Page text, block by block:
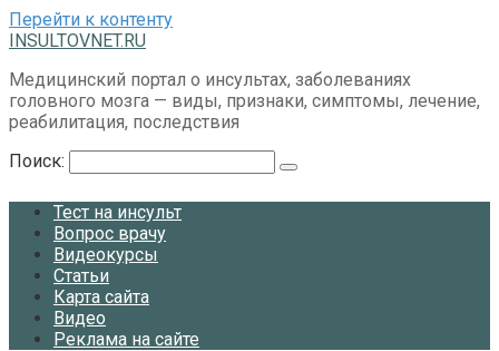
Перейти к контенту
INSULTOVNET.RU
Медицинский портал о инсультах, заболеваниях
головного мозга — виды, признаки, симптомы, лечение,
реабилитация, последствия
Поиск:
Тест на инсульт
Вопрос врачу
Видеокурсы
Статьи
Карта сайта
Видео
Реклама на сайте